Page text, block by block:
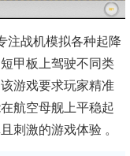
注战机模拟各种起降
甲板上驾驶不同类
游戏要求玩家精准
航空母舰上平稳起
刺激的游戏体验 。